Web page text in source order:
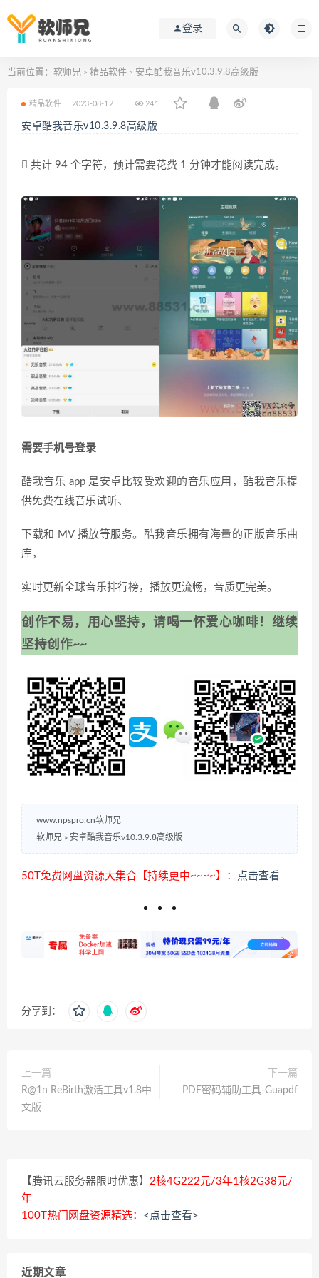
登录
当前位置： 软师兄 > 精品软件 > 安卓酷我音乐v10.3.9.8高级版
精品软件 2023-08-12 241
安卓酷我音乐v10.3.9.8高级版
共计 94 个字符，预计需要花费 1 分钟才能阅读完成。
需要手机号登录
酷我音乐 app 是安卓比较受欢迎的音乐应用，酷我音乐提
供免费在线音乐试听、
下载和 MV 播放等服务。酷我音乐拥有海量的正版音乐曲
库，
实时更新全球音乐排行榜，播放更流畅，音质更完美。
创作不易，用心坚持，请喝一怀爱心咖啡！继续
坚持创作~~
www.npspro.cn软师兄
软师兄 » 安卓酷我音乐v10.3.9.8高级版
50T免费网盘资源大集合【持续更中~~~~】： 点击查看
分享到：
上一篇
R@1n ReBirth激活工具v1.8中
文版
下一篇
PDF密码辅助工具-Guapdf
【腾讯云服务器限时优惠】 2核4G222元/3年1核2G38元/
年
100T热门网盘资源精选： <点击查看>
近期文章